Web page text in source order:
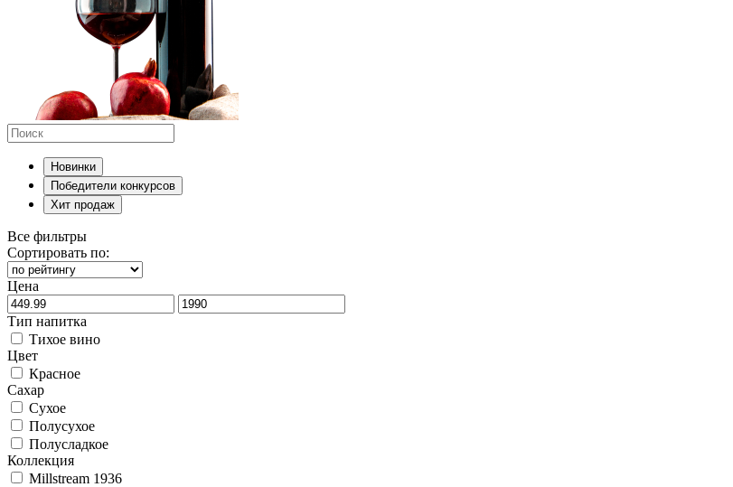
Новинки
Победители конкурсов
Хит продаж
Все фильтры
Сортировать по:
Цена
Тип напитка
Тихое вино
Цвет
Красное
Сахар
Сухое
Полусухое
Полусладкое
Коллекция
Millstream 1936